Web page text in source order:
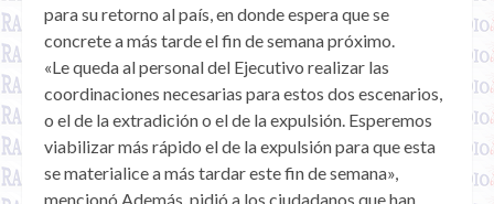
para su retorno al país, en donde espera que se
concrete a más tarde el fin de semana próximo.
«Le queda al personal del Ejecutivo realizar las
coordinaciones necesarias para estos dos escenarios,
o el de la extradición o el de la expulsión. Esperemos
viabilizar más rápido el de la expulsión para que esta
se materialice a más tardar este fin de semana»,
mencionó.Además, pidió a los ciudadanos que han